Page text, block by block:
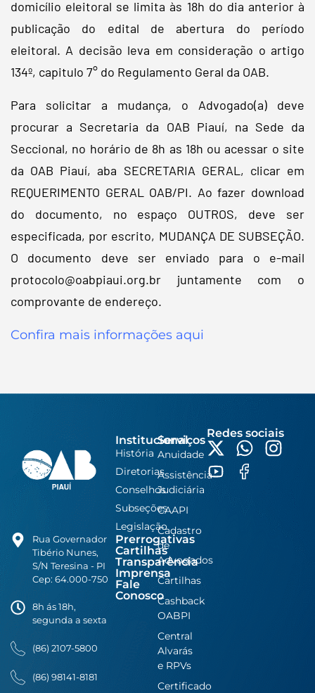
domicílio eleitoral se limita às 18h do dia anterior à
publicação do edital de abertura do período
eleitoral. A decisão leva em consideração o artigo
134º, capitulo 7° do Regulamento Geral da OAB.
Para solicitar a mudança, o Advogado(a) deve
procurar a Secretaria da OAB Piauí, na Sede da
Seccional, no horário de 8h as 18h ou acessar o site
da OAB Piauí, aba SECRETARIA GERAL, clicar em
REQUERIMENTO GERAL OAB/PI. Ao fazer download
do documento, no espaço OUTROS, deve ser
especificada, por escrito, MUDANÇA DE SUBSEÇÃO.
O documento deve ser enviado para o e-mail
protocolo@oabpiaui.org.br juntamente com o
comprovante de endereço.
Confira mais informações aqui
Rua Governador
Tibério Nunes,
S/N Teresina - PI
Cep: 64.000-750
8h ás 18h,
segunda a sexta
(86) 2107-5800
(86) 98141-8181
Institucional
História
Diretorias
Conselhos
Subseções
Legislação
Prerrogativas
Cartilhas
Transparência
Imprensa
Fale
Conosco
Serviços
Anuidade
Assistência
Judiciária
CAAPI
Cadastro
de
Advogados
Cartilhas
Cashback
OABPI
Central
Alvarás
e RPVs
Certificado
Redes sociais